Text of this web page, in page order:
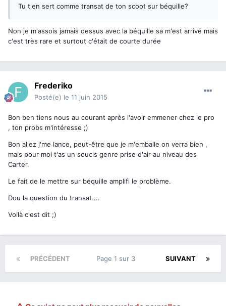
Tu t'en sert comme transat de ton scoot sur béquille?
Non je m'assois jamais dessus avec la béquille sa m'est arrivé mais
c'est très rare et surtout c'était de courte durée
Frederiko
Posté(e) le 11 juin 2015
Bon ben tiens nous au courant après l'avoir emmener chez le pro
, ton probs m'intéresse ;)
Bon allez j'me lance, peut-être que je m'emballe on verra bien ,
mais pour moi t'as un soucis genre prise d'air au niveau des
Carter.
Le fait de le mettre sur béquille amplifi le problème.
Dou la question du transat....
Voilà c'est dit ;)
PRÉCÉDENT SUIVANT
Page 1 sur 3